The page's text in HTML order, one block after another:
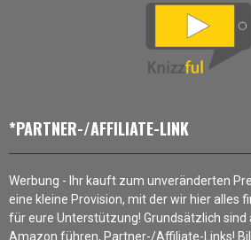
*PARTNER-/AFFILIATE-LINK
Werbung - Ihr kauft zum unveränderten
eine kleine Provision, mit der wir hier alles
für eure Unterstützung! Grundsätzlich sind
Amazon führen, Partner-/Affiliate-Links!